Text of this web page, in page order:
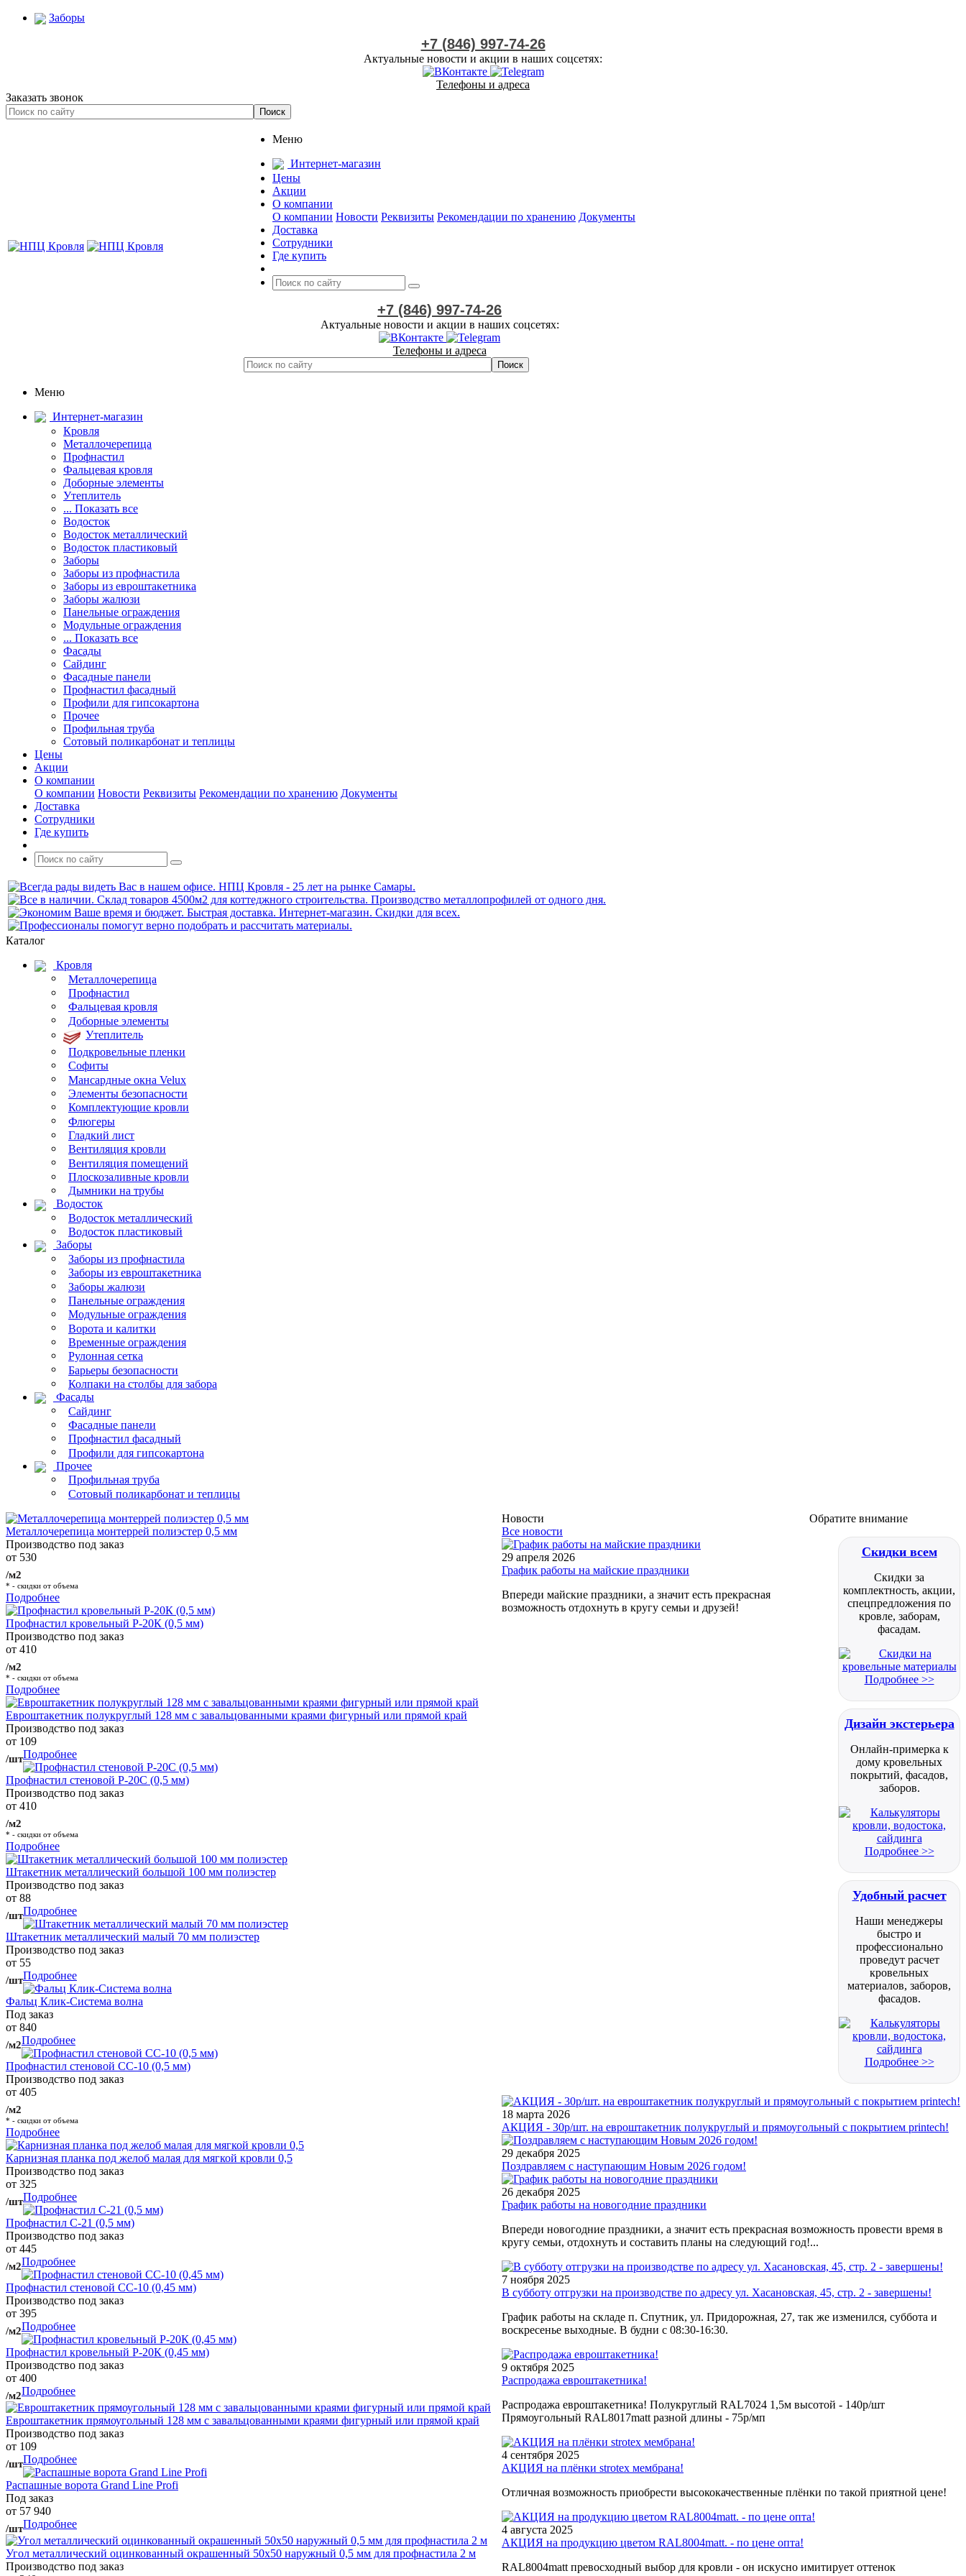
Заборы
+7 (846) 997-74-26
Актуальные новости и акции в наших соцсетях:
Телефоны и адреса
Заказать звонок
Меню
Интернет-магазин
Цены
Акции
О компании
О компании Новости Реквизиты Рекомендации по хранению Документы
Доставка
Сотрудники
Где купить
+7 (846) 997-74-26
Актуальные новости и акции в наших соцсетях:
Телефоны и адреса
Меню
Интернет-магазин
Кровля
Металлочерепица
Профнастил
Фальцевая кровля
Доборные элементы
Утеплитель
... Показать все
Водосток
Водосток металлический
Водосток пластиковый
Заборы
Заборы из профнастила
Заборы из евроштакетника
Заборы жалюзи
Панельные ограждения
Модульные ограждения
... Показать все
Фасады
Сайдинг
Фасадные панели
Профнастил фасадный
Профили для гипсокартона
Прочее
Профильная труба
Сотовый поликарбонат и теплицы
Цены
Акции
О компании
О компании Новости Реквизиты Рекомендации по хранению Документы
Доставка
Сотрудники
Где купить
Каталог
Кровля
Металлочерепица
Профнастил
Фальцевая кровля
Доборные элементы
Утеплитель
Подкровельные пленки
Софиты
Мансардные окна Velux
Элементы безопасности
Комплектующие кровли
Флюгеры
Гладкий лист
Вентиляция кровли
Вентиляция помещений
Плоскозаливные кровли
Дымники на трубы
Водосток
Водосток металлический
Водосток пластиковый
Заборы
Заборы из профнастила
Заборы из евроштакетника
Заборы жалюзи
Панельные ограждения
Модульные ограждения
Ворота и калитки
Временные ограждения
Рулонная сетка
Барьеры безопасности
Колпаки на столбы для забора
Фасады
Сайдинг
Фасадные панели
Профнастил фасадный
Профили для гипсокартона
Прочее
Профильная труба
Сотовый поликарбонат и теплицы
Металлочерепица монтеррей полиэстер 0,5 мм
Производство под заказ
от 530
/м2
* - скидки от объема
Подробнее
Профнастил кровельный Р-20К (0,5 мм)
Производство под заказ
от 410
/м2
* - скидки от объема
Подробнее
Евроштакетник полукруглый 128 мм с завальцованными краями фигурный или прямой край
Производство под заказ
от 109
/штПодробнее
Профнастил стеновой Р-20С (0,5 мм)
Производство под заказ
от 410
/м2
* - скидки от объема
Подробнее
Штакетник металлический большой 100 мм полиэстер
Производство под заказ
от 88
/штПодробнее
Штакетник металлический малый 70 мм полиэстер
Производство под заказ
от 55
/штПодробнее
Фальц Клик-Система волна
Под заказ
от 840
/м2Подробнее
Профнастил стеновой СС-10 (0,5 мм)
Производство под заказ
от 405
/м2
* - скидки от объема
Подробнее
Карнизная планка под желоб малая для мягкой кровли 0,5
Производство под заказ
от 325
/штПодробнее
Профнастил С-21 (0,5 мм)
Производство под заказ
от 445
/м2Подробнее
Профнастил стеновой СС-10 (0,45 мм)
Производство под заказ
от 395
/м2Подробнее
Профнастил кровельный Р-20К (0,45 мм)
Производство под заказ
от 400
/м2Подробнее
Евроштакетник прямоугольный 128 мм с завальцованными краями фигурный или прямой край
Производство под заказ
от 109
/штПодробнее
Распашные ворота Grand Line Profi
Под заказ
от 57 940
/штПодробнее
Угол металлический оцинкованный окрашенный 50х50 наружный 0,5 мм для профнастила 2 м
Производство под заказ
Обратите внимание
Скидки всем
Скидки за
комплектность, акции,
спецпредложения по
кровле, заборам,
фасадам.
Подробнее >>
Дизайн экстерьера
Онлайн-примерка к
дому кровельных
покрытий, фасадов,
заборов.
Подробнее >>
Удобный расчет
Наши менеджеры
быстро и
профессионально
проведут расчет
кровельных
материалов, заборов,
фасадов.
Подробнее >>
Новости
Все новости
29 апреля 2026
График работы на майские праздники
Впереди майские праздники, а значит есть прекрасная
возможность отдохнуть в кругу семьи и друзей!
18 марта 2026
АКЦИЯ - 30р/шт. на евроштакетник полукруглый и прямоугольный с покрытием printech!
29 декабря 2025
Поздравляем с наступающим Новым 2026 годом!
26 декабря 2025
График работы на новогодние праздники
Впереди новогодние праздники, а значит есть прекрасная возможность провести время в
кругу семьи, отдохнуть и составить планы на следующий год!...
7 ноября 2025
В субботу отгрузки на производстве по адресу ул. Хасановская, 45, стр. 2 - завершены!
График работы на складе п. Спутник, ул. Придорожная, 27, так же изменился, суббота и
воскресенье выходные. В будни с 08:30-16:30.
9 октября 2025
Распродажа евроштакетника!
Распродажа евроштакетника! Полукруглый RAL7024 1,5м высотой - 140р/шт
Прямоугольный RAL8017matt разной длины - 75р/мп
4 сентября 2025
АКЦИЯ на плёнки strotex мембрана!
Отличная возможность приобрести высококачественные плёнки по такой приятной цене!
4 августа 2025
АКЦИЯ на продукцию цветом RAL8004matt. - по цене опта!
RAL8004matt превосходный выбор для кровли - он искусно имитирует оттенок